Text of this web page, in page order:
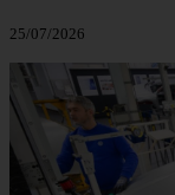
25/07/2026